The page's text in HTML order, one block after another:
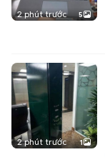
2 phút trước 5
2 phút trước 1